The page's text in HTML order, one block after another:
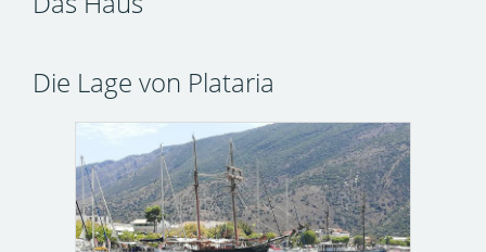
Die Lage von Plataria